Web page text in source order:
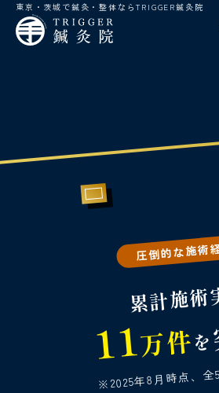
東京・茨城で鍼灸・整体ならTRIGGER鍼灸院
圧倒的な施術
累計施術
11万件を
※2025年8月時点、全